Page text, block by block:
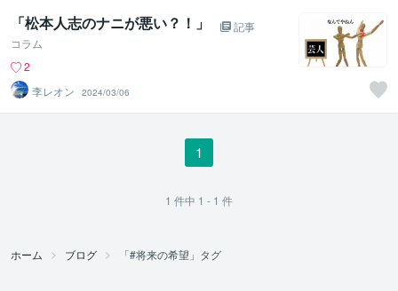
「松本人志のナニが悪い？！」
記事
コラム
2
李レオン
2024/03/06
1
1 件中 1 - 1 件
ホーム ブログ 「#将来の希望」タグ